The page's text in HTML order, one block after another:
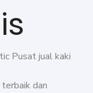
Pusat jual kaki
dan